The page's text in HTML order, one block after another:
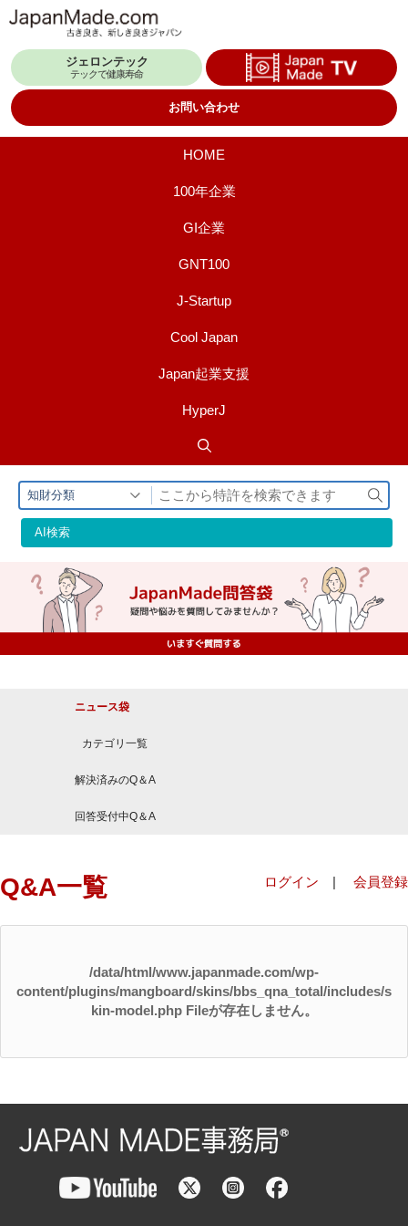
テ
ジェロンテック
テックで健康寿命
お問い合わせ
HOME
100年企業
GI企業
GNT100
J-Startup
Cool Japan
Japan起業支援
HyperJ
知財分類
検
索
AI検索
ニュース袋
カテゴリ一覧
解決済みのQ＆A
回答受付中Q＆A
Q&A一覧 ログイン | 会員登録
/data/html/www.japanmade.com/wp-
content/plugins/mangboard/skins/bbs_qna_total/includes/s
kin-model.php Fileが存在しません。